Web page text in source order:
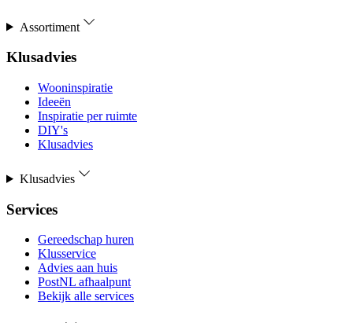
Assortiment
Klusadvies
Wooninspiratie
Ideeën
Inspiratie per ruimte
DIY's
Klusadvies
Klusadvies
Services
Gereedschap huren
Klusservice
Advies aan huis
PostNL afhaalpunt
Bekijk alle services